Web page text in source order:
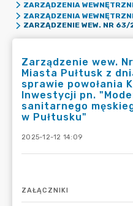
ZARZĄDZENIA
ZARZĄDZENIA
Zarządzenie wew.
Miasta Pułtusk z
sprawie powołania
Inwestycji pn.
sanitarnego
w Pułtusku"
2025-12-12 14:09
ZAŁĄCZNIKI